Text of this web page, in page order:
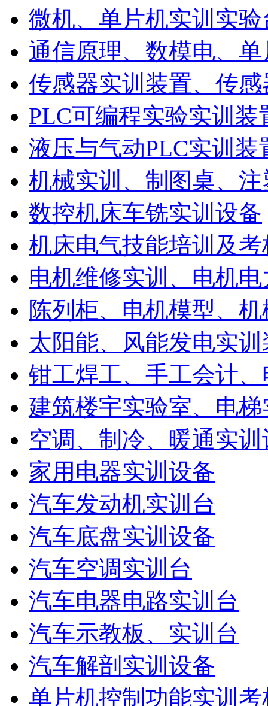
微机、单片机实训实验
通信原理、数模电、
传感器实训装置、传
PLC可编程实验实训装
液压与气动PLC实训装
机械实训、制图桌、
数控机床车铣实训设备
机床电气技能培训及
电机维修实训、电机
陈列柜、电机模型、
太阳能、风能发电实训
钳工焊工、手工会计
建筑楼宇实验室、电
空调、制冷、暖通实
家用电器实训设备
汽车发动机实训台
汽车底盘实训设备
汽车空调实训台
汽车电器电路实训台
汽车示教板、实训台
汽车解剖实训设备
单片机控制功能实训